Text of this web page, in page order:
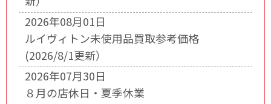
2026年08月01日
ルイヴィトン未使用品買取参考価格
(2026/8/1更新）
2026年07月30日
８月の店休日・夏季休業